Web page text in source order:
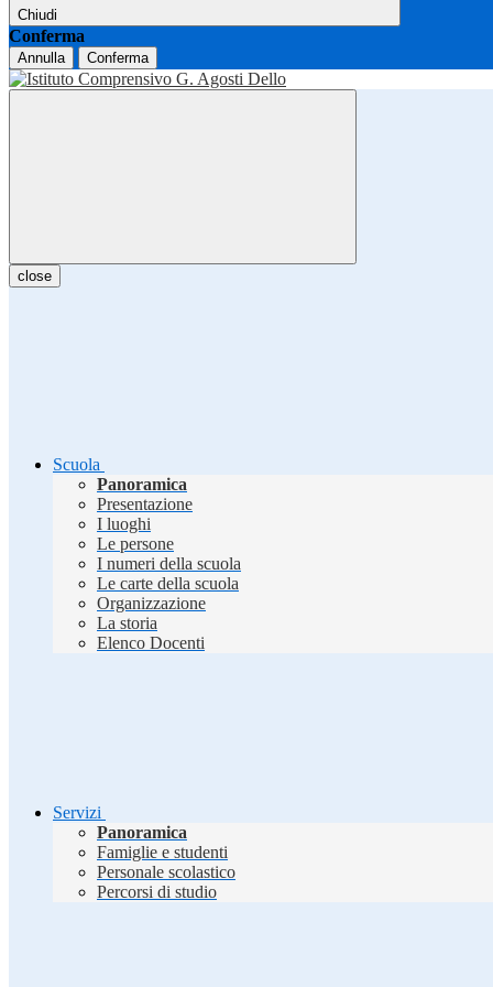
Chiudi
Conferma
Annulla Conferma
close
Scuola
Panoramica
Presentazione
I luoghi
Le persone
I numeri della scuola
Le carte della scuola
Organizzazione
La storia
Elenco Docenti
Servizi
Panoramica
Famiglie e studenti
Personale scolastico
Percorsi di studio